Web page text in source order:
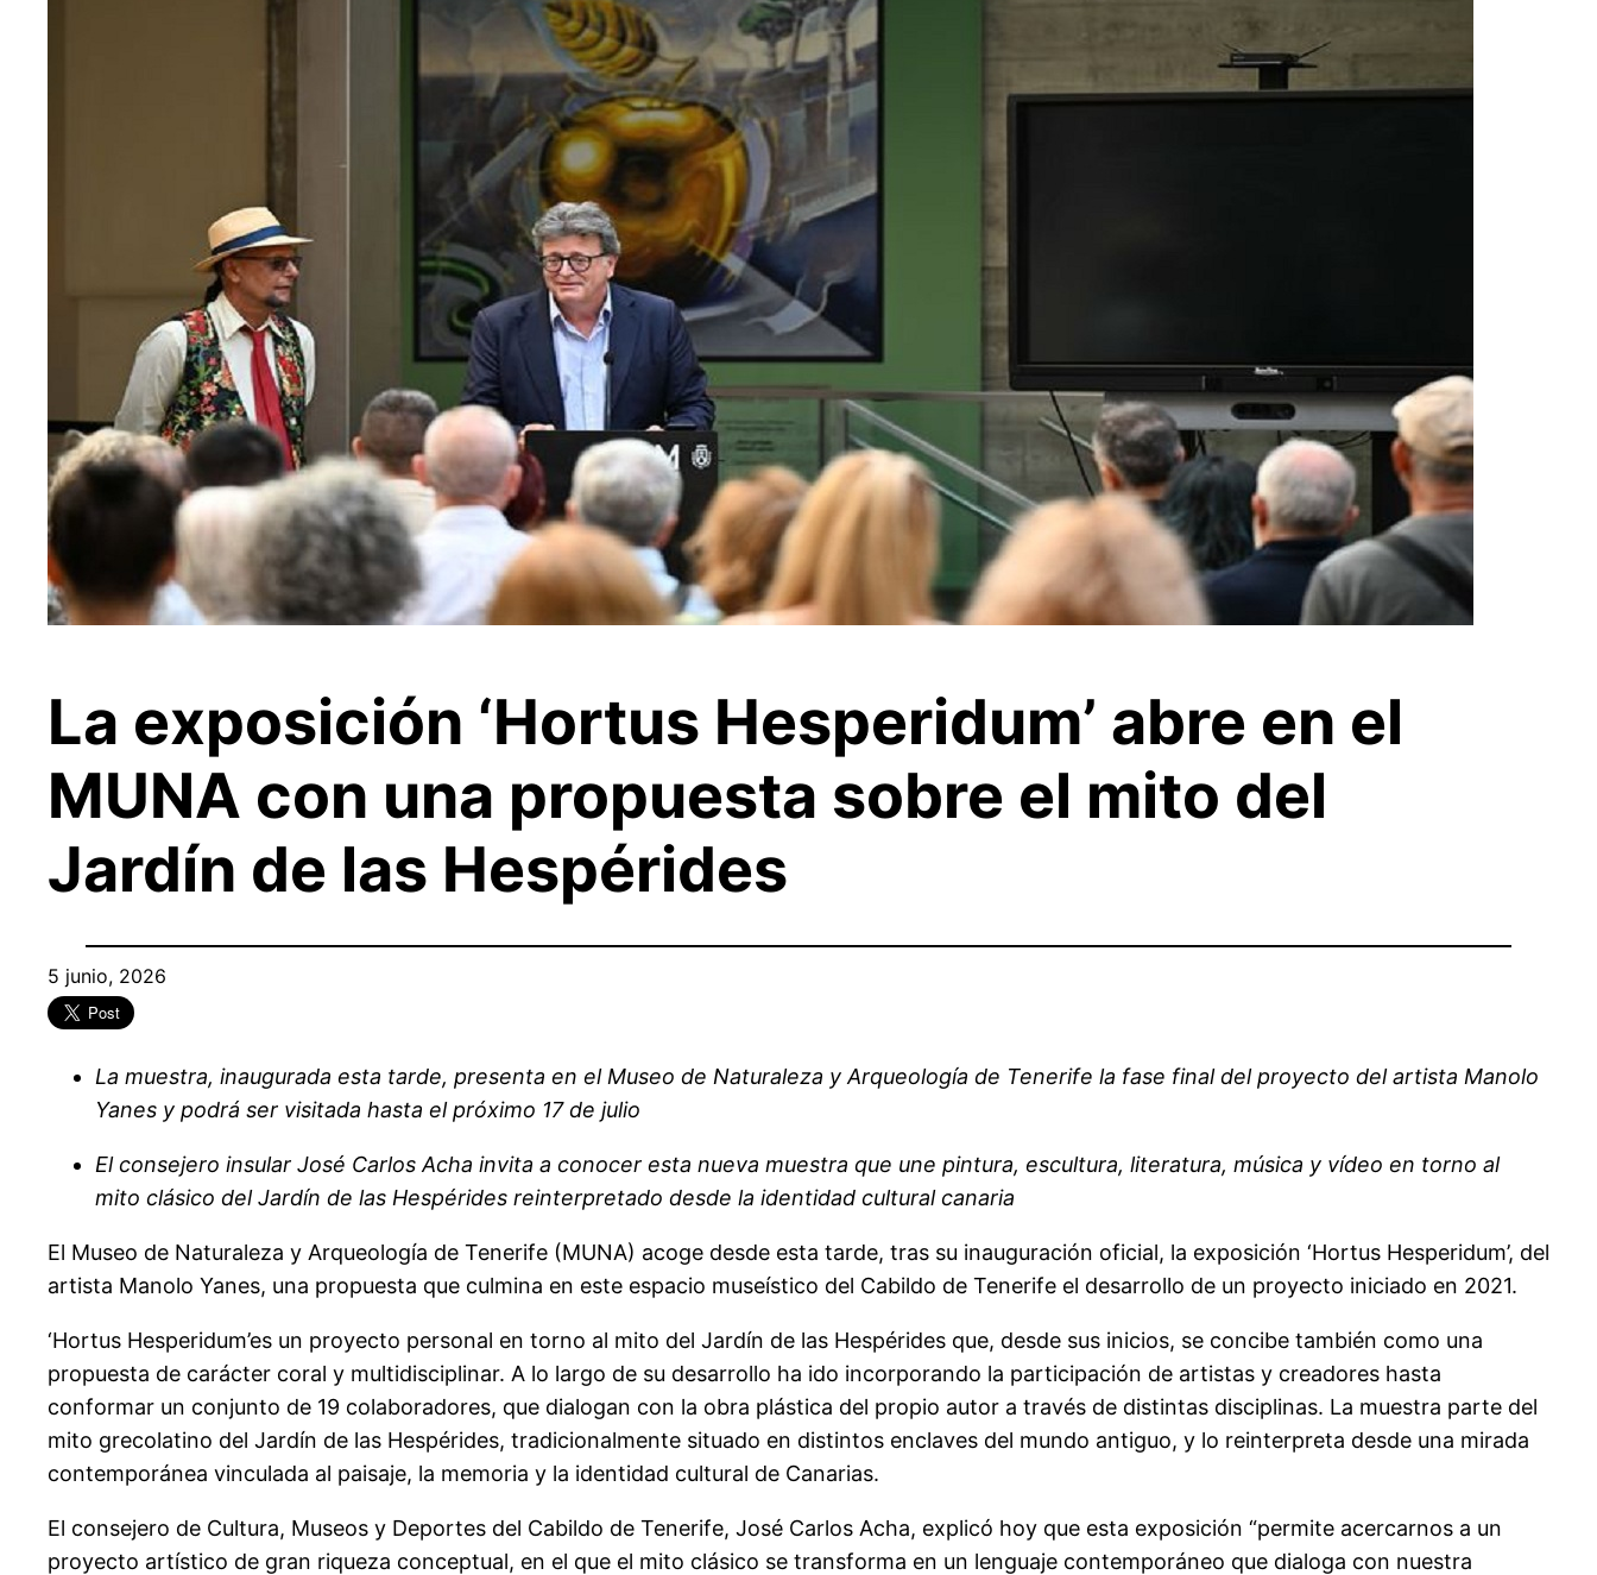
La exposición ‘Hortus Hesperidum’ abre en el
MUNA con una propuesta sobre el mito del
Jardín de las Hespérides
5 junio, 2026
La muestra, inaugurada esta tarde, presenta en el Museo de Naturaleza y Arqueología de Tenerife la fase final del proyecto del artista Manolo
Yanes y podrá ser visitada hasta el próximo 17 de julio
El consejero insular José Carlos Acha invita a conocer esta nueva muestra que une pintura, escultura, literatura, música y vídeo en torno al
mito clásico del Jardín de las Hespérides reinterpretado desde la identidad cultural canaria
El Museo de Naturaleza y Arqueología de Tenerife (MUNA) acoge desde esta tarde, tras su inauguración oficial, la exposición ‘Hortus Hesperidum’, del
artista Manolo Yanes, una propuesta que culmina en este espacio museístico del Cabildo de Tenerife el desarrollo de un proyecto iniciado en 2021.
‘Hortus Hesperidum’es un proyecto personal en torno al mito del Jardín de las Hespérides que, desde sus inicios, se concibe también como una
propuesta de carácter coral y multidisciplinar. A lo largo de su desarrollo ha ido incorporando la participación de artistas y creadores hasta
conformar un conjunto de 19 colaboradores, que dialogan con la obra plástica del propio autor a través de distintas disciplinas. La muestra parte del
mito grecolatino del Jardín de las Hespérides, tradicionalmente situado en distintos enclaves del mundo antiguo, y lo reinterpreta desde una mirada
contemporánea vinculada al paisaje, la memoria y la identidad cultural de Canarias.
El consejero de Cultura, Museos y Deportes del Cabildo de Tenerife, José Carlos Acha, explicó hoy que esta exposición “permite acercarnos a un
proyecto artístico de gran riqueza conceptual, en el que el mito clásico se transforma en un lenguaje contemporáneo que dialoga con nuestra